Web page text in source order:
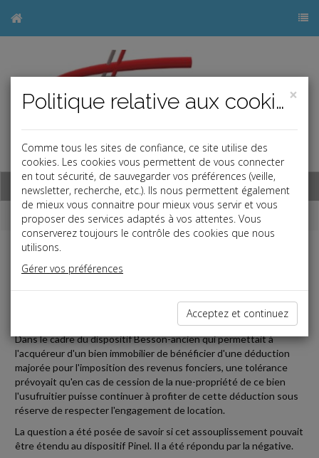
Base documentaire
Dépêches
Fiscal TPE
Dans le cadre du dispositif Besson-ancien qui permettait à
l'acquéreur d'un bien immobilier de bénéficier d'une déduction
majorée pour l'imposition des revenus fonciers, une tolérance
prévoyait qu'en cas de cession de la nue-propriété de ce bien
l'usufruitier puisse continuer à profiter de cette déduction sous
réserve de respecter l'engagement de location.
La question a été posée de savoir si cet assouplissement pouvait
être étendu au dispositif Pinel. Il a été répondu par la négative.
×
Politique relative aux cookies
Comme tous les sites de confiance, ce site utilise des
cookies. Les cookies vous permettent de vous connecter
en tout sécurité, de sauvegarder vos préférences (veille,
newsletter, recherche, etc.). Ils nous permettent également
de mieux vous connaitre pour mieux vous servir et vous
proposer des services adaptés à vos attentes. Vous
conserverez toujours le contrôle des cookies que nous
utilisons.
Gérer vos préférences
Acceptez et continuez